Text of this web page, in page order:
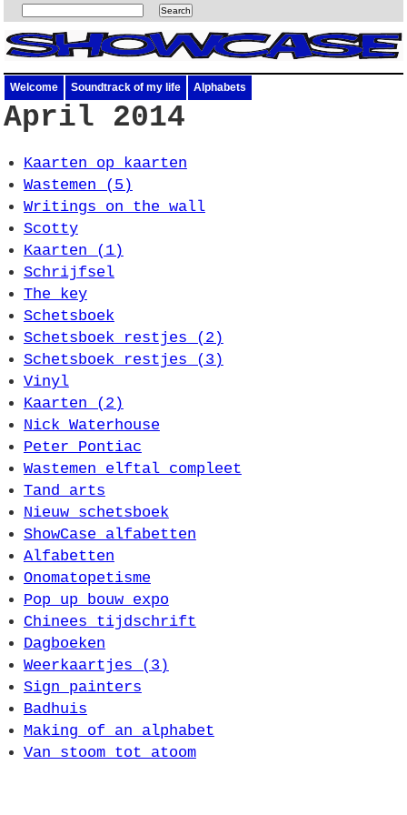
Welcome Soundtrack of my life Alphabets
April 2014
Kaarten op kaarten
Wastemen (5)
Writings on the wall
Scotty
Kaarten (1)
Schrijfsel
The key
Schetsboek
Schetsboek restjes (2)
Schetsboek restjes (3)
Vinyl
Kaarten (2)
Nick Waterhouse
Peter Pontiac
Wastemen elftal compleet
Tand arts
Nieuw schetsboek
ShowCase alfabetten
Alfabetten
Onomatopetisme
Pop up bouw expo
Chinees tijdschrift
Dagboeken
Weerkaartjes (3)
Sign painters
Badhuis
Making of an alphabet
Van stoom tot atoom